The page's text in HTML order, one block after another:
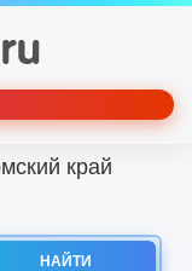
край
НАЙТИ